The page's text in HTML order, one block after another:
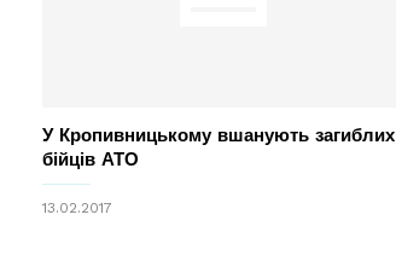
У Кропивницькому вшанують загиблих
бійців АТО
13.02.2017